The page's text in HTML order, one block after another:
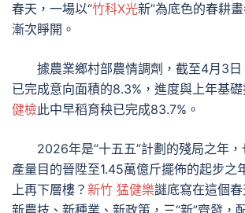
春天，一場以“竹科X光新”為底色的春耕
漸次睜開。
據農業鄉村部農情調劑，截至4月3
已完成意向面積的8.3%，進度與上年基礎
健檢此中早稻育秧已完成83.7%。
2026年是“十五五”計劃的殘局之年
產量目的晉陞至1.45萬億斤擺佈的起步之
上再下層樓？ 新竹 猛健樂謎底寫在這個
新農技、新種業、新政策，三“新”齊發，